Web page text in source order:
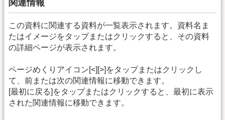
関連情報
この資料に関連する資料が一覧表示されます。資料名ま
たはイメージをタップまたはクリックすると、その資料
の詳細ページが表示されます。
ページめくりアイコン[<][>]をタップまたはクリックし
て、前または次の関連情報に移動できます。
[最初に戻る]をタップまたはクリックすると、最初に表示
された関連情報に移動できます。